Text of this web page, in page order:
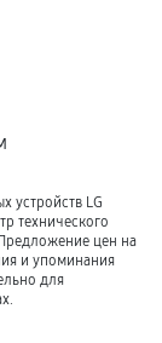
устройств LG
технического
цен на
и упоминания
для